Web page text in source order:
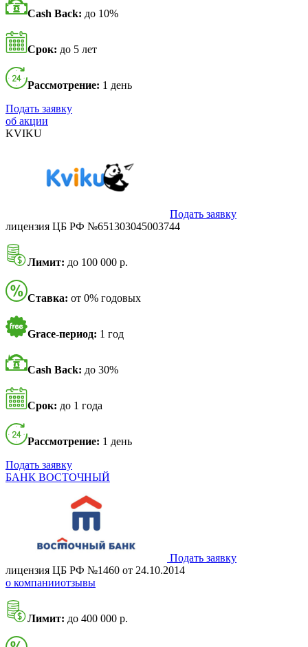
Cash Back: до 10%
Срок: до 5 лет
Рассмотрение: 1 день
Подать заявку
об акции
KVIKU
Подать заявку
лицензия ЦБ РФ №651303045003744
Лимит: до 100 000 р.
Ставка: от 0% годовых
Grace-период: 1 год
Cash Back: до 30%
Срок: до 1 года
Рассмотрение: 1 день
Подать заявку
БАНК ВОСТОЧНЫЙ
Подать заявку
лицензия ЦБ РФ №1460 от 24.10.2014
о компанииотзывы
Лимит: до 400 000 р.